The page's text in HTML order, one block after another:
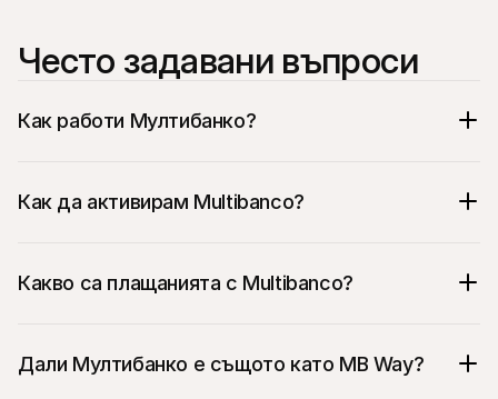
Често задавани въпроси
Как работи Мултибанко?
Как да активирам Multibanco?
Какво са плащанията с Multibanco?
Дали Мултибанко е същото като MB Way?